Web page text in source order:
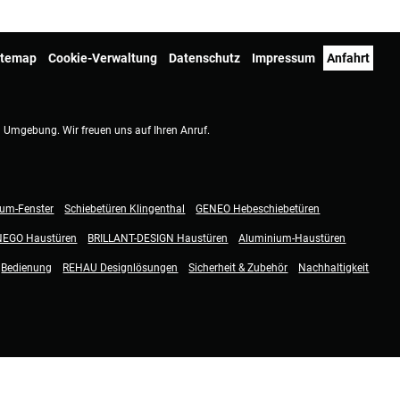
Cookie-Verwaltung Datenschutz Impressum Anfahrt
Wir freuen uns auf Ihren Anruf.
Fenster Schiebetüren Klingenthal GENEO Hebeschiebetüren
Haustüren BRILLANT-DESIGN Haustüren Aluminium-Haustüren
Bedienung REHAU Designlösungen Sicherheit & Zubehör Nachhaltigkeit